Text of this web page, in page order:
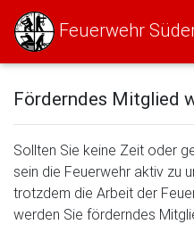
Feuerwehr
Förderndes Mitglied
Sollten Sie keine Zeit oder
sein die Feuerwehr aktiv zu
trotzdem die Arbeit der
werden Sie förderndes